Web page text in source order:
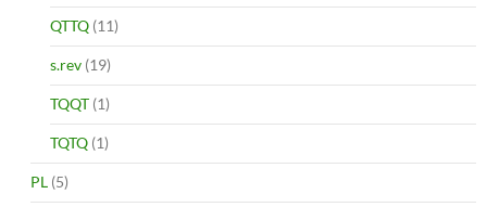
QTTQ (11)
s.rev (19)
TQQT (1)
TQTQ (1)
PL (5)